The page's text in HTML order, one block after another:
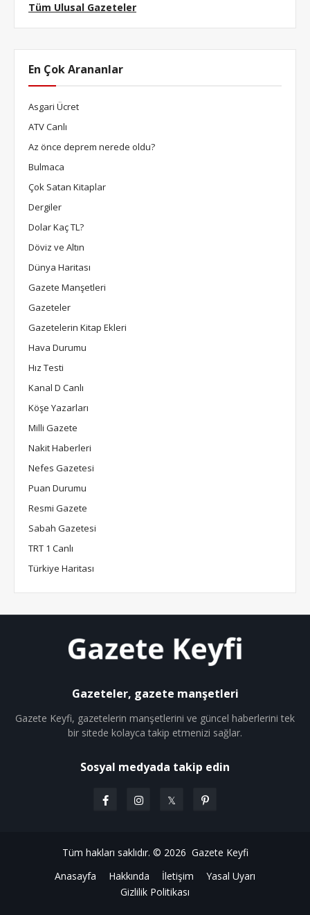
Tüm Ulusal Gazeteler
En Çok Arananlar
Asgari Ücret
ATV Canlı
Az önce deprem nerede oldu?
Bulmaca
Çok Satan Kitaplar
Dergiler
Dolar Kaç TL?
Döviz ve Altın
Dünya Haritası
Gazete Manşetleri
Gazeteler
Gazetelerin Kitap Ekleri
Hava Durumu
Hız Testi
Kanal D Canlı
Köşe Yazarları
Milli Gazete
Nakit Haberleri
Nefes Gazetesi
Puan Durumu
Resmi Gazete
Sabah Gazetesi
TRT 1 Canlı
Türkiye Haritası
Gazeteler, gazete manşetleri
Gazete Keyfi, gazetelerin manşetlerini ve güncel haberlerini tek
bir sitede kolayca takip etmenizi sağlar.
Sosyal medyada takip edin
Tüm hakları saklıdır. © 2026 Gazete Keyfi
Anasayfa
Hakkında İletişim
Yasal Uyarı
Gizlilik Politikası